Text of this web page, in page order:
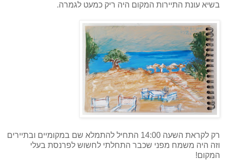
בשיא עונת התיירות המקום היה ריק כמעט לגמרה.
רק לקראת השעה 14:00 התחיל להתמלא שם במקומיים ובתיירים
וזה היה משמח מפני שכבר התחלתי לחשוש לפרנסת בעלי
המקום!